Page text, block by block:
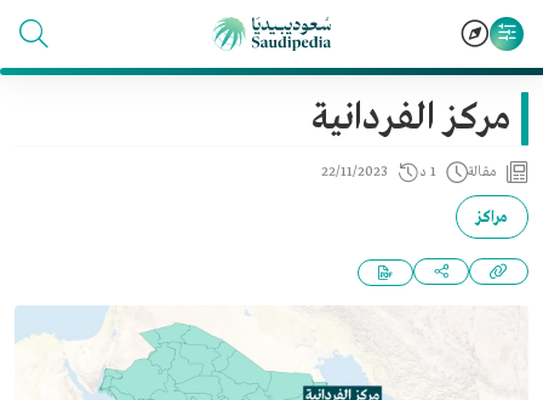
مركز الفردانية
مقالة 1 د 22/11/2023
مراكز